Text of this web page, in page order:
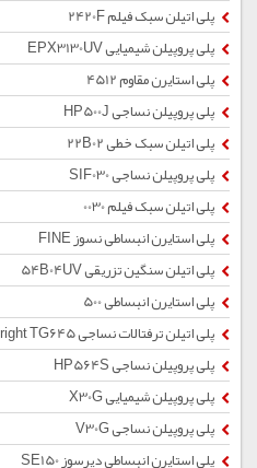
پلی اتیلن سبک فیلم 2420F
پلی پروپیلن شیمیایی EPX3130UV
پلی استایرن مقاوم 4512
پلی پروپیلن نساجی HP500J
پلی اتیلن سبک خطی 22B02
پلی پروپیلن نساجی SIF030
پلی اتیلن سبک فیلم 0030
پلی استایرن انبساطی نسوز FINE
پلی اتیلن سنگین تزریقی 54B04UV
پلی استایرن انبساطی 500
پلی اتیلن ترفتالات نساجی Super Bright TG645
پلی پروپیلن نساجی HP564S
پلی پروپیلن شیمیایی X30G
پلی پروپیلن نساجی V30G
پلی استایرن انبساطی دیرسوز SE150